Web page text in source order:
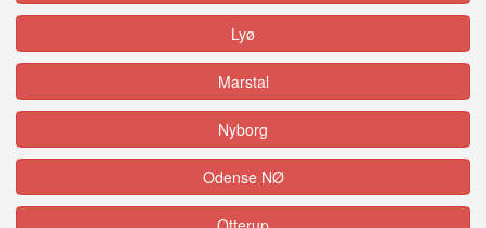
Lyø
Marstal
Nyborg
Odense NØ